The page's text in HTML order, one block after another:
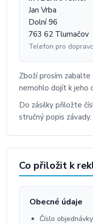
Jan Vrba
Dolní 96
763 62 Tlumačov
Telefon pro
Zboží prosím
nemohlo dojít k jeho
Do zásilky přiložte
stručný popis závady.
Co přiložit k
Obecné údaje
Číslo